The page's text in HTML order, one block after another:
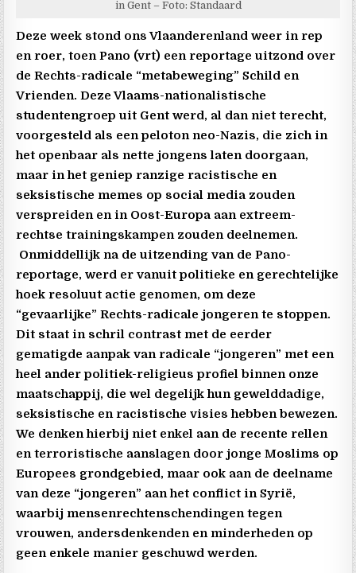
in Gent – Foto: Standaard
Deze week stond ons Vlaanderenland weer in rep
en roer, toen Pano (vrt) een reportage uitzond over
de Rechts-radicale “metabeweging” Schild en
Vrienden. Deze Vlaams-nationalistische
studentengroep uit Gent werd, al dan niet terecht,
voorgesteld als een peloton neo-Nazis, die zich in
het openbaar als nette jongens laten doorgaan,
maar in het geniep ranzige racistische en
seksistische memes op social media zouden
verspreiden en in Oost-Europa aan extreem-
rechtse trainingskampen zouden deelnemen.
Onmiddellijk na de uitzending van de Pano-
reportage, werd er vanuit politieke en gerechtelijke
hoek resoluut actie genomen, om deze
“gevaarlijke” Rechts-radicale jongeren te stoppen.
Dit staat in schril contrast met de eerder
gematigde aanpak van radicale “jongeren” met een
heel ander politiek-religieus profiel binnen onze
maatschappij, die wel degelijk hun gewelddadige,
seksistische en racistische visies hebben bewezen.
We denken hierbij niet enkel aan de recente rellen
en terroristische aanslagen door jonge Moslims op
Europees grondgebied, maar ook aan de deelname
van deze “jongeren” aan het conflict in Syrië,
waarbij mensenrechtenschendingen tegen
vrouwen, andersdenkenden en minderheden op
geen enkele manier geschuwd werden.